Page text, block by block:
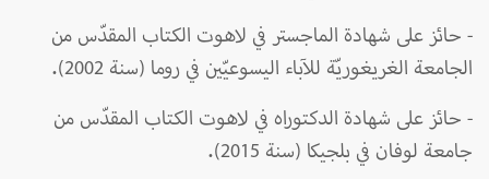
- حائز على شهادة الماجستر في لاهوت الكتاب المقدّس من
الجامعة الغريغوريّة للآباء اليسوعيّين في روما (سنة 2002).
- حائز على شهادة الدكتوراه في لاهوت الكتاب المقدّس من
جامعة لوفان في بلجيكا (سنة 2015).